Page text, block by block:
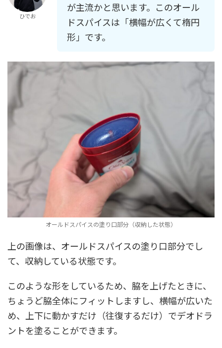
ひでお
が主流かと思います。このオール
ドスパイスは「横幅が広くて楕円
形」です。
オールドスパイスの塗り口部分（収納した状態）
上の画像は、オールドスパイスの塗り口部分でし
て、収納している状態です。
このような形をしているため、脇を上げたときに、
ちょうど脇全体にフィットしますし、横幅が広いた
め、上下に動かすだけ（往復するだけ）でデオドラ
ントを塗ることができます。